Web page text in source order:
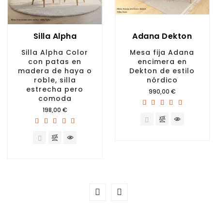
Silla Alpha
Silla Alpha Color
con patas en
madera de haya o
roble, silla
estrecha pero
comoda
Precio
198,00 €
Adana Dekton
Mesa fija Adana
encimera en
Dekton de estilo
nórdico
Precio
990,00 €